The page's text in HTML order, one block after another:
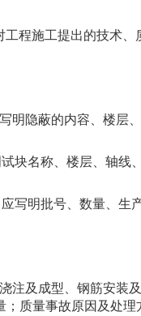
程施工提出的技术、
明隐蔽的内容、楼层
块名称、楼层、轴线
写明批号、数量、生
注及成型、钢筋安装
质量事故原因及处理